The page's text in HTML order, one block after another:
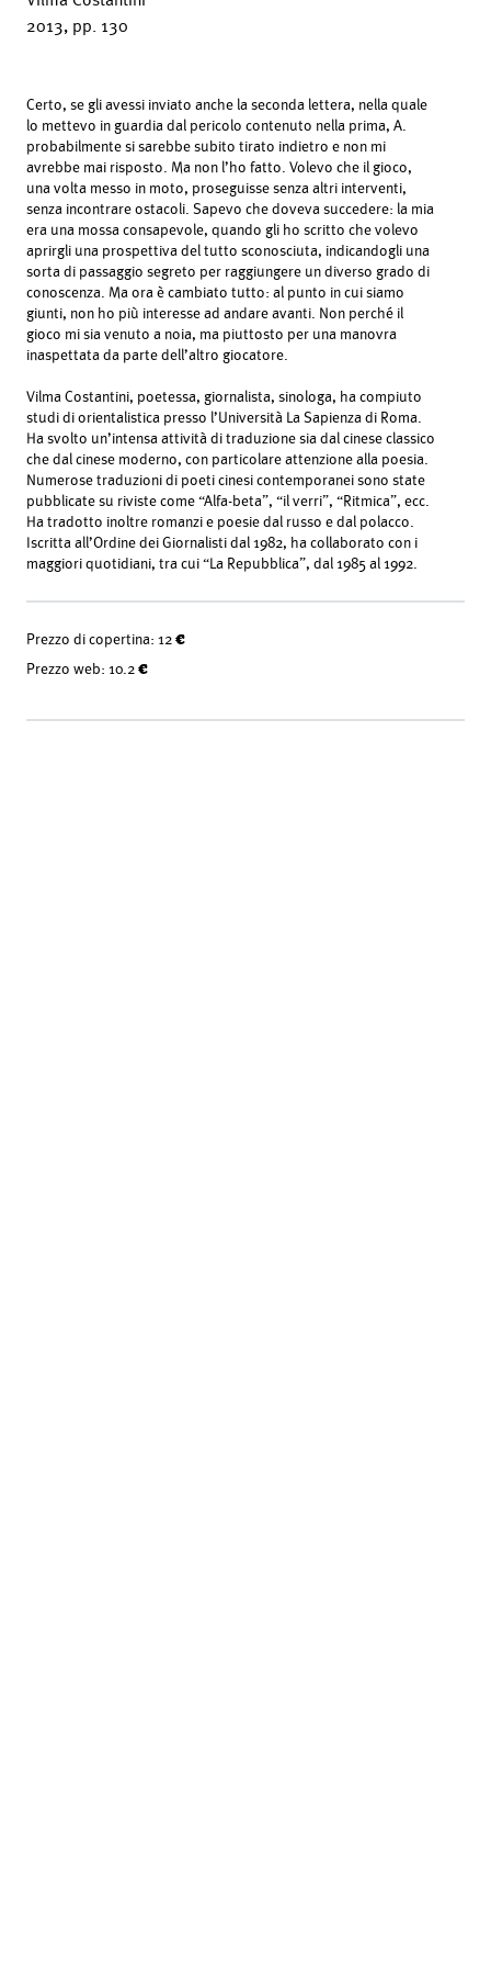
2013, pp. 130
Certo, se gli avessi inviato anche la seconda lettera, nella quale
lo mettevo in guardia dal pericolo contenuto nella prima, A.
probabilmente si sarebbe subito tirato indietro e non mi
avrebbe mai risposto. Ma non l’ho fatto. Volevo che il gioco,
una volta messo in moto, proseguisse senza altri interventi,
senza incontrare ostacoli. Sapevo che doveva succedere: la mia
era una mossa consapevole, quando gli ho scritto che volevo
aprirgli una prospettiva del tutto sconosciuta, indicandogli una
sorta di passaggio segreto per raggiungere un diverso grado di
conoscenza. Ma ora è cambiato tutto: al punto in cui siamo
giunti, non ho più interesse ad andare avanti. Non perché il
gioco mi sia venuto a noia, ma piuttosto per una manovra
inaspettata da parte dell’altro giocatore.
Vilma Costantini, poetessa, giornalista, sinologa, ha compiuto
studi di orientalistica presso l’Università La Sapienza di Roma.
Ha svolto un’intensa attività di traduzione sia dal cinese classico
che dal cinese moderno, con particolare attenzione alla poesia.
Numerose traduzioni di poeti cinesi contemporanei sono state
pubblicate su riviste come “Alfa-beta”, “il verri”, “Ritmica”, ecc.
Ha tradotto inoltre romanzi e poesie dal russo e dal polacco.
Iscritta all’Ordine dei Giornalisti dal 1982, ha collaborato con i
maggiori quotidiani, tra cui “La Repubblica”, dal 1985 al 1992.
Prezzo di copertina: 12 €
Prezzo web: 10.2 €